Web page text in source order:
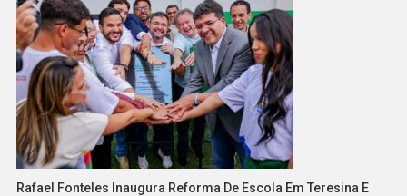
Rafael Fonteles Inaugura Reforma De Escola Em Teresina E